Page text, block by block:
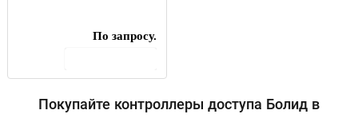
По запросу.
Покупайте контроллеры доступа Болид в